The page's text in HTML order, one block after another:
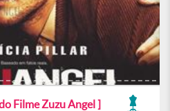
Filme Zuzu Angel ]